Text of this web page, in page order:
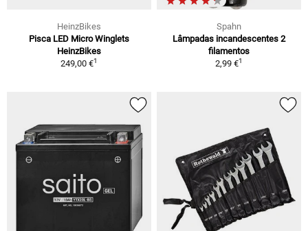
HeinzBikes
Pisca LED Micro Winglets
HeinzBikes
249,00 €1
Spahn
Lâmpadas incandescentes 2
filamentos
2,99 €1